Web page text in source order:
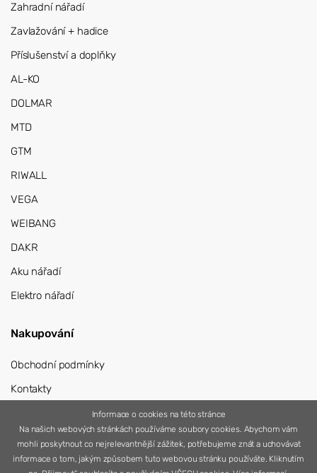
Zahradní nářadí
Zavlažování + hadice
Příslušenství a doplňky
AL-KO
DOLMAR
MTD
GTM
RIWALL
VEGA
WEIBANG
DAKR
Aku nářadí
Elektro nářadí
Nakupování
Obchodní podmínky
Kontakty
Informace o cookies na této stránce
Na našich webových stránkách používáme soubory cookies. Abychom vám
mohli poskytnout co nejrelevantnější zážitek, potřebujeme znát a uchovávat
informace o tom, jakým způsobem tuto webovou stránku používáte. Kliknutím